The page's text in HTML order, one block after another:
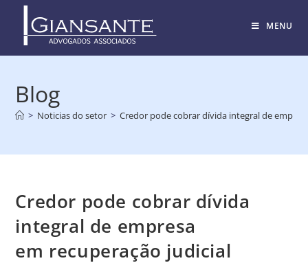
MENU
Blog
> Noticias do setor > Credor pode cobrar dívida integral de
Credor pode cobrar dívida
integral de empresa
em recuperação judicial